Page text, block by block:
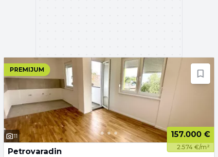
PREMIJUM
11 157.000 €
2.574 €/m²
Petrovaradin